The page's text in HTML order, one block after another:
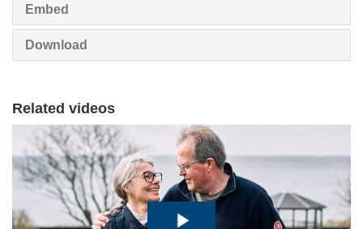
Embed
Download
Related videos